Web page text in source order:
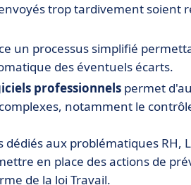
trop tardivement soient
un processus simplifié
des éventuels écarts.
professionnels permet
notamment le
dédiés aux problématiques
en place des actions de
de la loi Travail.